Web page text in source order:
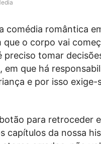
comédia romântica
que o corpo vai
preciso tomar
que há
e por isso exige-
para retroceder
capítulos da nossa